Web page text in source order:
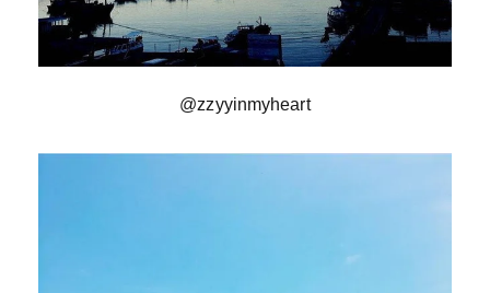
@zzyyinmyheart